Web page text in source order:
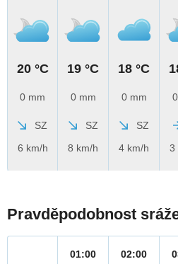
20 °C
0 mm
SZ
6 km/h
19 °C
0 mm
SZ
8 km/h
18 °C
0 mm
SZ
4 km/h
3
Pravděpodobnost
01:00
02:00